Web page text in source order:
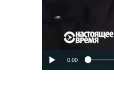
0:00